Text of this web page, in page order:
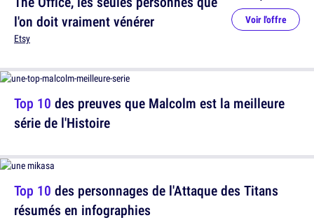
l'on doit vraiment vénérer
Etsy
Voir l'offre
Top 10 des personnages de l'Attaque des Titans
résumés en infographies
Top 10 des preuves que Malcolm est la meilleure
série de l'Histoire